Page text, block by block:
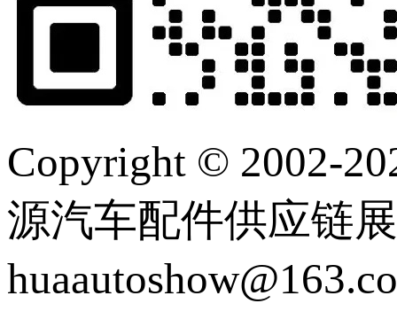
Copyright © 2002-
源汽车配件供应链